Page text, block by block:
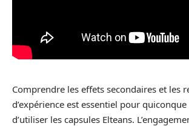
Comprendre les effets secondaires et les
d’expérience est essentiel pour
d’utiliser les capsules Elteans.